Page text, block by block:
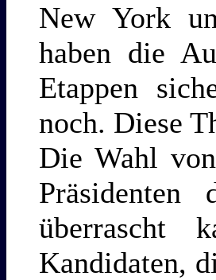
New York
haben die
Etappen
noch. Diese
Die Wahl
Präsidenten
überrascht
Kandidaten,